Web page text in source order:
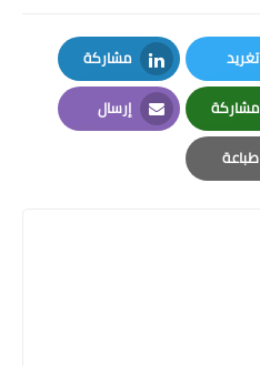
تغريد
Twitter
مشاركة
LinkedIn
مشاركة
Whatsapp
إرسال
Email
طباعة
Print